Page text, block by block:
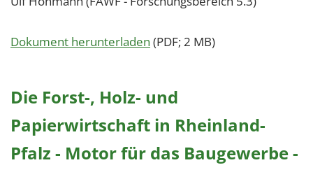
Dokument herunterladen (PDF; 2 MB)
Die Forst-, Holz- und
Papierwirtschaft in Rheinland-
Pfalz - Motor für das Baugewerbe -